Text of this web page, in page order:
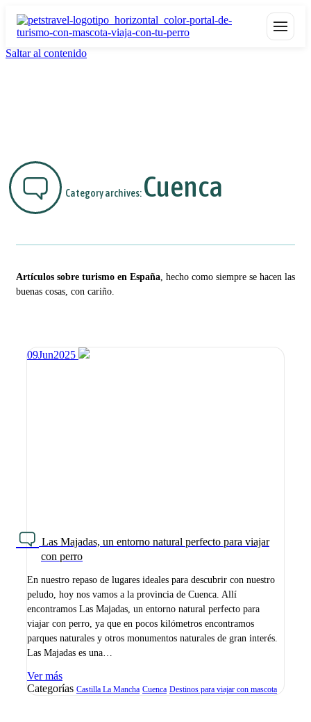
Saltar al contenido
Category archives: Cuenca
Artículos sobre turismo en España, hecho como siempre se hacen las
buenas cosas, con cariño.
09Jun2025
Las Majadas, un entorno natural perfecto para viajar
con perro
En nuestro repaso de lugares ideales para descubrir con nuestro
peludo, hoy nos vamos a la provincia de Cuenca. Allí
encontramos Las Majadas, un entorno natural perfecto para
viajar con perro, ya que en pocos kilómetros encontramos
parques naturales y otros monumentos naturales de gran interés.
Las Majadas es una…
Ver más
Categorías Castilla La Mancha Cuenca Destinos para viajar con mascota